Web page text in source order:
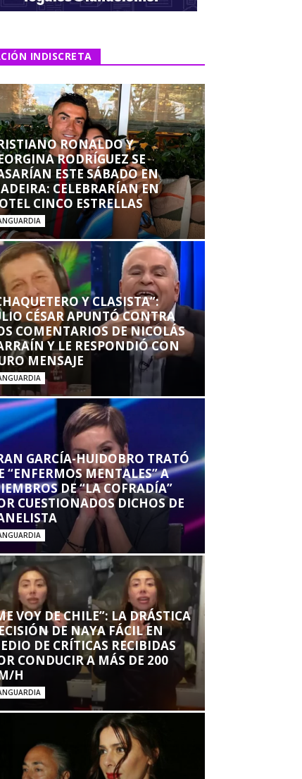
INDISCRETA
RONALDO Y
RODRÍGUEZ SE
ESTE SÁBADO EN
CELEBRARÍAN EN
CINCO ESTRELLAS
Y CLASISTA”:
CÉSAR APUNTÓ CONTRA
COMENTARIOS DE NICOLÁS
Y LE RESPONDIÓ CON
MENSAJE
GARCÍA-HUIDOBRO TRATÓ
“ENFERMOS MENTALES” A
DE “LA COFRADÍA”
CUESTIONADOS DICHOS DE
VOY DE CHILE”: LA DRÁSTICA
DE NAYA FÁCIL EN
DE CRÍTICAS RECIBIDAS
CONDUCIR A MÁS DE 200
H